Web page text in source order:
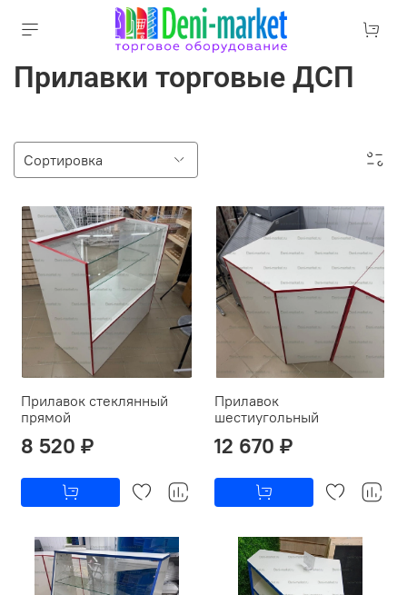
Прилавки торговые ДСП
Прилавок стеклянный
прямой
8 520 ₽
Прилавок
шестиугольный
12 670 ₽